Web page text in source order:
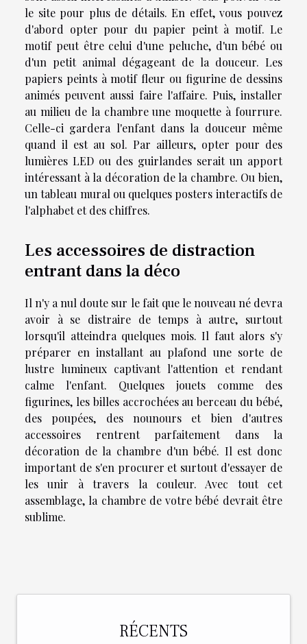
le sitepour plus de détails. En effet, vous pouvez
d'abord opter pour du papier peint à motif. Le
motif peut être celui d'une peluche, d'un bébé ou
d'un petit animal dégageant de la douceur. Les
papiers peints à motif fleur ou figurine de dessins
animés peuvent aussi faire l'affaire. Puis, installer
au milieu de la chambre une moquette à fourrure.
Celle-ci gardera l'enfant dans la douceur même
quand il est au sol. Par ailleurs, opter pour des
lumières LED ou des guirlandes serait un apport
intéressant à la décoration de la chambre. Ou bien,
un tableau mural ou quelques posters interactifs de
l'alphabet et des chiffres.
Les accessoires de distraction
entrant dans la déco
Il n'y a nul doute sur le fait que le nouveau né devra
avoir à se distraire de temps à autre, surtout
lorsqu'il atteindra quelques mois. Il faut alors s'y
préparer en installant au plafond une sorte de
lustre lumineux captivant l'attention et rendant
calme l'enfant. Quelques jouets comme des
figurines, les billes accrochées au berceau du bébé,
des poupées, des nounours et bien d'autres
accessoires rentrent parfaitement dans la
décoration de la chambre d'un bébé. Il est donc
important de s'en procurer et surtout d'essayer de
les unir à travers la couleur. Avec tout cet
assemblage, la chambre de votre bébé devrait être
sublime.
RÉCENTS